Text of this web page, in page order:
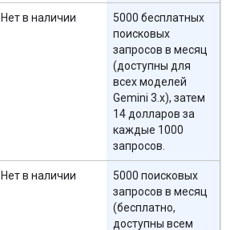
Нет в наличии
5000 бесплатных
поисковых
запросов в месяц
(доступны для
всех моделей
Gemini 3.x), затем
14 долларов за
каждые 1000
запросов.
Нет в наличии
5000 поисковых
запросов в месяц
(бесплатно,
доступны всем